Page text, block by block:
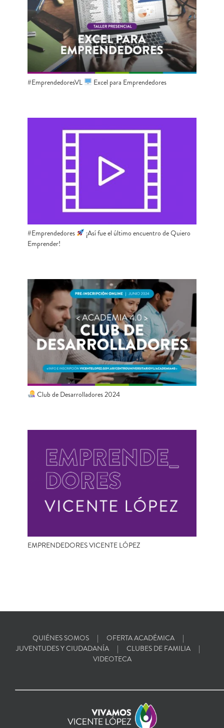
#EmprendedoresVL ​ Excel para Emprendedores
#Emprendedores
​ ¡Así fue el último encuentro de Quiero
Emprender!
Club de Desarrolladores 2024
EMPRENDEDORES VICENTE LÓPEZ
QUIÉNES SOMOS
OFERTA ACADÉMICA
JUVENTUDES Y CIUDADANÍA
CLUBES DE FAMILIA
VIDEOTECA